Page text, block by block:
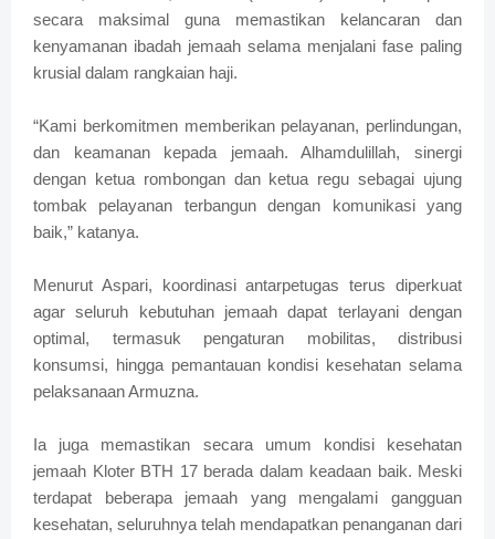
secara maksimal guna memastikan kelancaran dan
kenyamanan ibadah jemaah selama menjalani fase paling
krusial dalam rangkaian haji.
“Kami berkomitmen memberikan pelayanan, perlindungan,
dan keamanan kepada jemaah. Alhamdulillah, sinergi
dengan ketua rombongan dan ketua regu sebagai ujung
tombak pelayanan terbangun dengan komunikasi yang
baik,” katanya.
Menurut Aspari, koordinasi antarpetugas terus diperkuat
agar seluruh kebutuhan jemaah dapat terlayani dengan
optimal, termasuk pengaturan mobilitas, distribusi
konsumsi, hingga pemantauan kondisi kesehatan selama
pelaksanaan Armuzna.
Ia juga memastikan secara umum kondisi kesehatan
jemaah Kloter BTH 17 berada dalam keadaan baik. Meski
terdapat beberapa jemaah yang mengalami gangguan
kesehatan, seluruhnya telah mendapatkan penanganan dari